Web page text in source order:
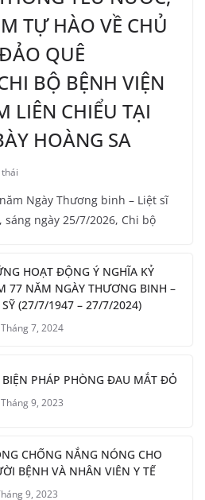
TỰ HÀO VỀ CHỦ
QUÊ
BỘ BỆNH VIỆN
LIÊN CHIỂU TẠI
HOÀNG SA
Ngày Thương binh – Liệt sĩ
sáng ngày 25/7/2026, Chi bộ
HOẠT ĐỘNG Ý NGHĨA KỶ
77 NĂM NGÀY THƯƠNG BINH –
SỸ (27/7/1947 – 27/7/2024)
7, 2024
BIỆN PHÁP PHÒNG ĐAU MẮT ĐỎ
9, 2023
CHỐNG NẮNG NÓNG CHO
BỆNH VÀ NHÂN VIÊN Y TẾ
9, 2023